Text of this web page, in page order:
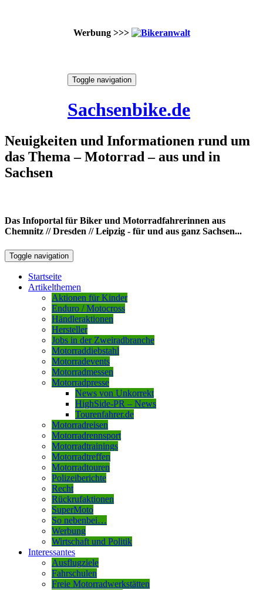
Werbung >>>
Toggle navigation
Sachsenbike.de
Neuigkeiten und Informationen rund um
das Thema – Motorrad – aus und in
Sachsen
Das Infoportal für Biker und Motorradfahrerinnen aus
Chemnitz // Dresden // Leipzig - für und aus ganz Sachsen...
Toggle navigation
Startseite
Artikelthemen
Aktionen für Kinder
Enduro / Motocross
Händleraktionen
Hersteller
Jobs in der Zweiradbranche
Motorraddiebstahl
Motorradevents
Motorradmessen
Motorradpresse
News von Unkorrekt
HighSide-PR – News
Tourenfahrer.de
Motorradreisen
Motorradrennsport
Motorradtrainings
Motorradtreffen
Motorradtouren
Polizeiberichte
Recht
Rückrufaktionen
SuperMoto
So nebenbei…
Werbung
Wirtschaft und Politik
Interessantes
Ausflugziele
Fahrschulen
Freie Motorradwerkstätten